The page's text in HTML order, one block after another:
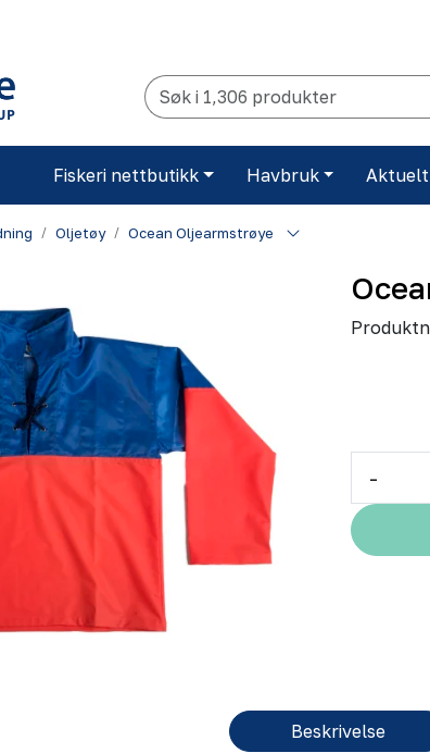
Fiskeri nettbutikk Havbruk Aktuelt
Oljetøy Ocean Oljearmstrøye
-
Beskrivelse